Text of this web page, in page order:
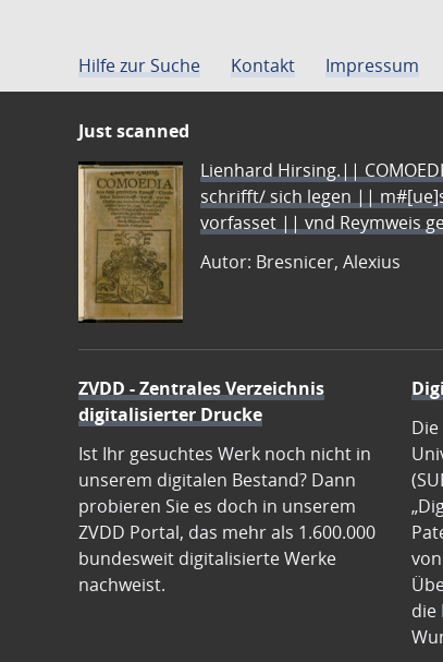
Hilfe zur Suche Kontakt Impressum
Just scanned
Lienhard Hirsing.||
schrifft/ sich legen ||
vorfasset || vnd Reymweis
Autor: Bresnicer, Alexius
ZVDD - Zentrales Verzeichnis
digitalisierter Drucke
Ist Ihr gesuchtes Werk noch nicht in
unserem digitalen Bestand? Dann
probieren Sie es doch in unserem
ZVDD Portal, das mehr als 1.600.000
bundesweit digitalisierte Werke
nachweist.
die